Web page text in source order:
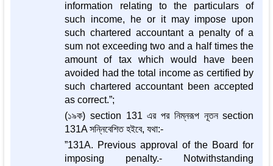
information relating to the particulars of
such income, he or it may impose upon
such chartered accountant a penalty of a
sum not exceeding two and a half times the
amount of tax which would have been
avoided had the total income as certified by
such chartered accountant been accepted
as correct.”;
(১৯ক) section 131 এর পর নিম্নরূপ নূতন section
131A সন্নিবেশিত হইবে, যথা:-
”131A. Previous approval of the Board for
imposing penalty.- Notwithstanding